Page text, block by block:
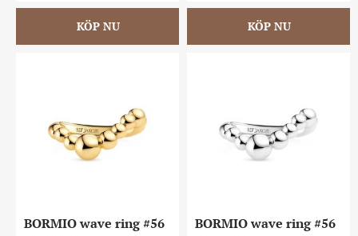
BORMIO wave ring #56 BORMIO wave ring #56